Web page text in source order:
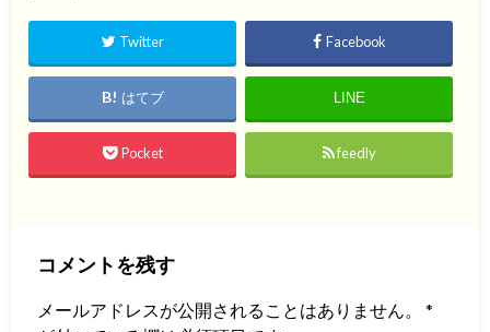
Twitter Facebook
はてブ LINE
Pocket feedly
コメントを残す
メールアドレスが公開されることはありません。
*